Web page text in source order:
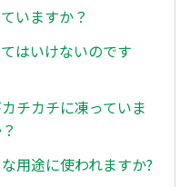
いますか？
はいけないのです
チカチに凍っていま
用途に使われますか?